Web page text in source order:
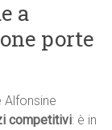
a
porte
Alfonsine
competitivi: è in